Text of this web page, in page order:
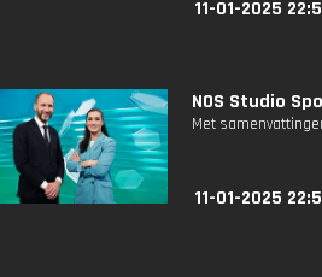
11-01-2025
NOS Studio
Met
11-01-2025